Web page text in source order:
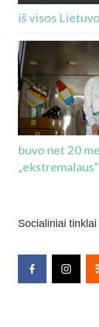
iš visos
buvo net 20
Socialiniai tinklai